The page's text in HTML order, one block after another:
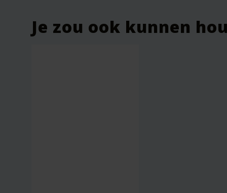
Je zou ook kunnen